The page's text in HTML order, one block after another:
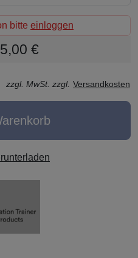
bitte einloggen
€
zzgl. MwSt. zzgl. Versandkosten